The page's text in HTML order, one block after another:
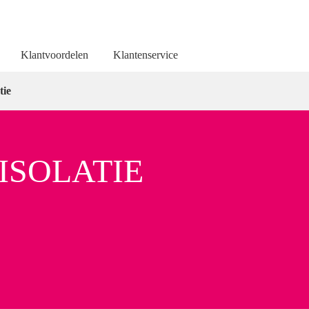
Klantvoordelen Klantenservice